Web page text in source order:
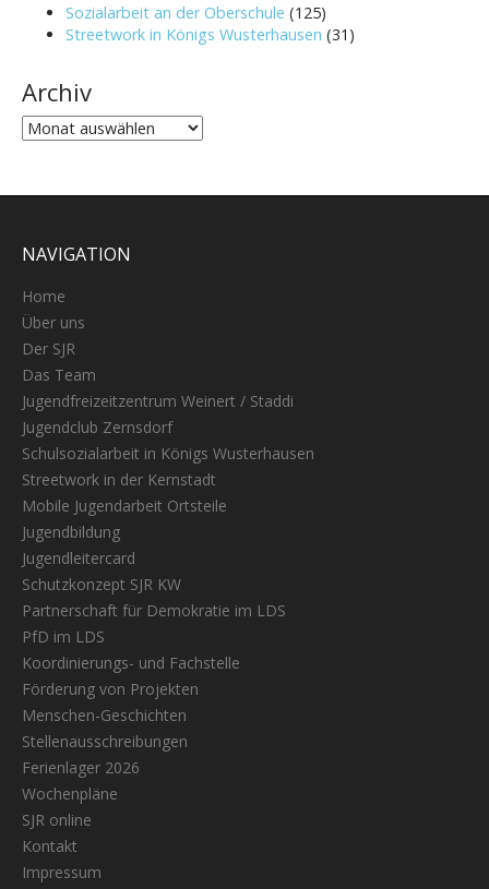
Sozialarbeit an der Oberschule (125)
Streetwork in Königs Wusterhausen (31)
Archiv
Archiv
NAVIGATION
Home
Über uns
Der SJR
Das Team
Jugendfreizeitzentrum Weinert / Staddi
Jugendclub Zernsdorf
Schulsozialarbeit in Königs Wusterhausen
Streetwork in der Kernstadt
Mobile Jugendarbeit Ortsteile
Jugendbildung
Jugendleitercard
Schutzkonzept SJR KW
Partnerschaft für Demokratie im LDS
PfD im LDS
Koordinierungs- und Fachstelle
Förderung von Projekten
Menschen-Geschichten
Stellenausschreibungen
Ferienlager 2026
Wochenpläne
SJR online
Kontakt
Impressum